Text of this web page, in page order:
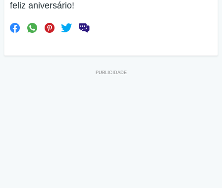
feliz aniversário!